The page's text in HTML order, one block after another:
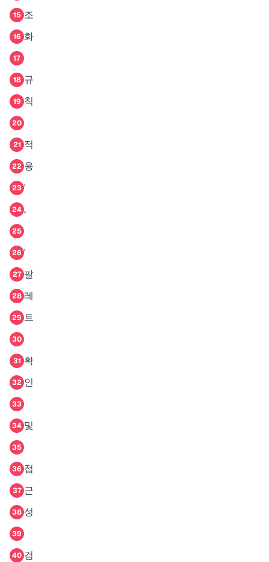
15 조
16 화
17
18 규
19 칙
20
21 적
22 용
23 '
24 ,
25
26 '
27 팔
28 레
29 트
30
31 확
32 인
33
34 및
35
36 접
37 근
38 성
39
40 검